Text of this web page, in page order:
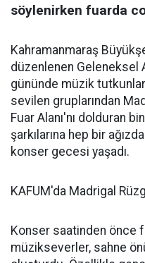
söylenirken fuarda
Kahramanmaraş
düzenlenen Geleneksel
gününde müzik
sevilen gruplarından
Fuar Alanı'nı dolduran
şarkılarına hep bir
konser gecesi yaşadı.
KAFUM'da Madrigal
Konser saatinden önce
müzikseverler, sahne